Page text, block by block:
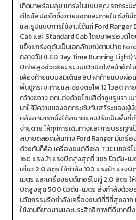
เกิดมาพร้อมลุย แกร่งในแบบคุณ รถกระบ
ดีไซน์สปอร์ตทั้งภายนอกและภายใน ซึ่งก็มี
และรูปแบบการใช้งานได้แก่ Ford Ranger
Cab และ Standard Cab โดยมาพร้อมดีไ
แข็งแกร่งดุดันเป็นเอกลักษณ์ตามปาย Ford
กลางวัน (LED Day Time Running
ปิดไฟสูงอัจฉริยะ ระบบเปิดปิดไฟหน้าอัตโ
เฟืองท้ายแบบลิมิเต็ดสลิป ฝาท้ายแบบผ่อ
พื้นปูกระบะท้ายและช่องต่อไฟ 12 โวลต์ ภ
กว้างขวาง ตกแต่งด้วยโทนสีดำดูหรูหรา เ
มาให้มีความของอกกระชับกับสรีระของผู้นั่
หลังสามารถนั่งได้สบายและปรับเป็นพื้นที่
ง่ายดาย ให้ทุกการเดินทางและการบรรทุก
สบายตลอดเส้นทาง Ford Ranger มีเครื่อ
ด้วยกันก็คือ เครื่องยนต์ดีเซล TDCI เทอร์
160 แรงม้า แรงบิดสูงสุดที่ 385 นิวตัน-เม
เดี่ยว 2.0 ลิตร ให้กำลัง 180 แรงม้า แรง
เมตร และเครื่องยนต์เทอร์โบคู่ 2.0 ลิตร ใ
บิดสูงสุด 500 นิวตัน-เมตร ส่งกำลังด้วย
นวัตกรรมรีดกำลังเครื่องยนต์ที่ดีที่สุดจาก
ใช้งานที่ยาวนานและประสิทธิภาพที่ดีมากยิ่